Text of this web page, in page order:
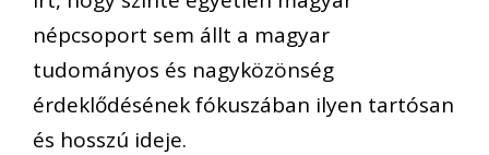
népcsoport sem állt a magyar
tudományos és nagyközönség
érdeklődésének fókuszában ilyen tartósan
és hosszú ideje.